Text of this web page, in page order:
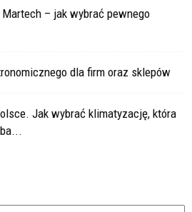
– jak wybrać pewnego
dla firm oraz sklepów
Jak wybrać klimatyzację, która